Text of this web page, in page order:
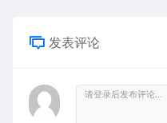
发表评论